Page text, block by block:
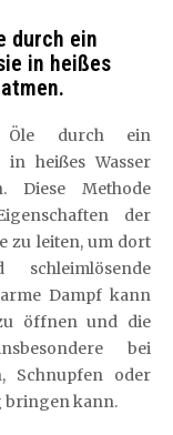
durch ein
in heißes
Öle durch ein
heißes Wasser
Diese Methode
der
zu leiten, um dort
schleimlösende
Dampf kann
öffnen und die
bei
Schnupfen oder
bringen kann.